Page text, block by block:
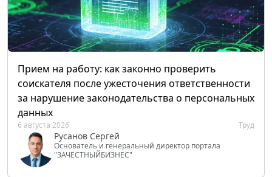
Прием на работу: как законно проверить
соискателя после ужесточения ответственности
за нарушение законодательства о персональных
данных
6 августа 2026 Труд
Русанов Сергей
Основатель и генеральный директор портала
"ЗАЧЕСТНЫЙБИЗНЕС"